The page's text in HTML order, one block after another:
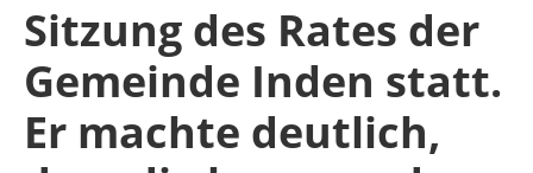
Sitzung des Rates der
Gemeinde Inden statt.
Er machte deutlich,